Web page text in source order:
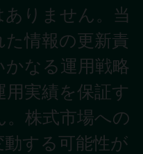
りません。当
情報の更新責
なる運用戦略
実績を保証す
株式市場への
する可能性が